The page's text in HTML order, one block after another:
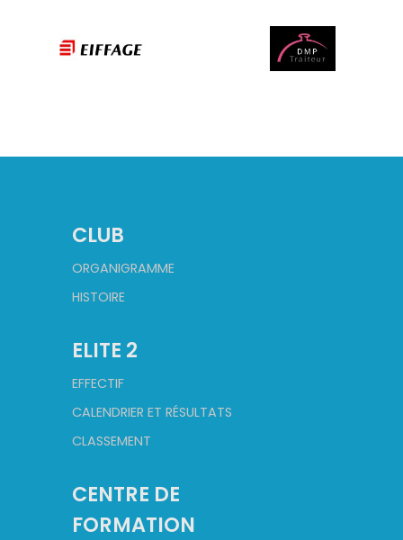
CLUB
ORGANIGRAMME
HISTOIRE
ELITE 2
EFFECTIF
CALENDRIER ET RÉSULTATS
CLASSEMENT
CENTRE DE
FORMATION